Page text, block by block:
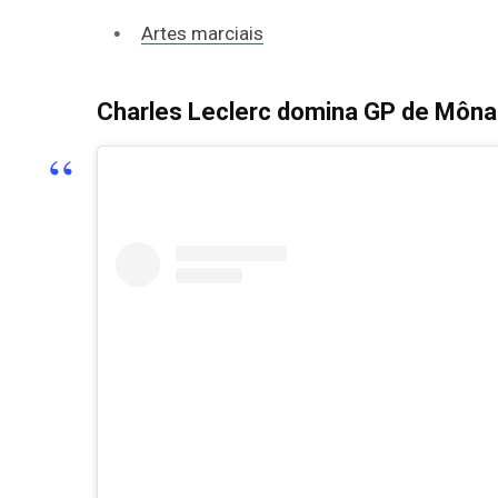
Artes marciais
Charles Leclerc domina GP de